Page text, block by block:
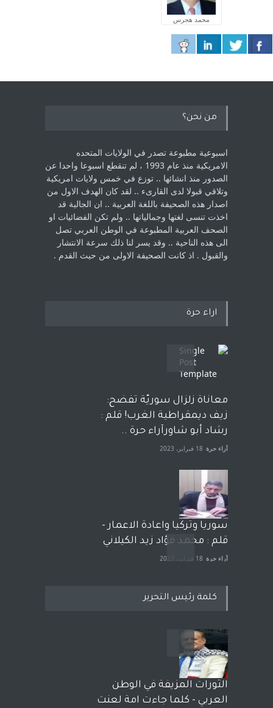
محمد هجرس
من نحن؟
اسبوعية مطبوعة تصدر في الولايات المتحده
الامريكية منذ عام 1993 ، لم ‏تنقطع اسبوعا واحدا عن
الصدور منذ انشائها .. توزع في خمس ولايات امريكية
‏وتلاقي قبولا لدى القارىء ..‏ لقد كان الهدف الاول من
اصدار هذه الصحيفة باللغة العربية .. ان الجالية قد
اخذت ‏تنسى لغتها وجمالياتها .. ولم تكن الفضائيات او
الصحف العربية المطبوعة في الوطن ‏العربي تصل
الى هذه الناحية .. وقد يسر لنا ذلك سرعة الانتشار
والقبول . اذ كانت ‏الصحيفة الاولى من حيث القدم . ‏
اراء حرة
معاناة زلزال سوريّة تفضح:
زيف ديمقراطية الغرب! قلم :
رشاد أبو شاورآراء حرة ..
آراء حرة 18 فبراير، 2023
سوريا وتركيا واعادة الاعمار -
قلم : محمد فؤاد زيد الكيلاني
آراء حرة 18 فبراير، 2023
بعد معارك قضائية طاحنة كتب
وترافع فيها بنفسه مرة اخرى..
الشيخ طارق يوسف يقهر
الحكومة الأمريكية ، فأعطوه
الجنسية عن يد وهم صاغرون،
كلمة رئيس التحرير
الثورات المزيفة في الوطن
العربي - كلما جاءت امة لعنت